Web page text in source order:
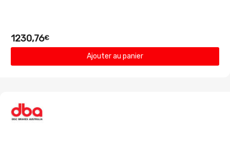
1230,76€
Ajouter au panier